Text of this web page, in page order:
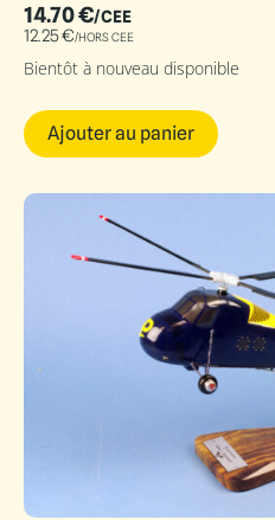
14.70€/CEE
12.25€/HORS CEE
Bientôt à nouveau disponible
Ajouter au panier